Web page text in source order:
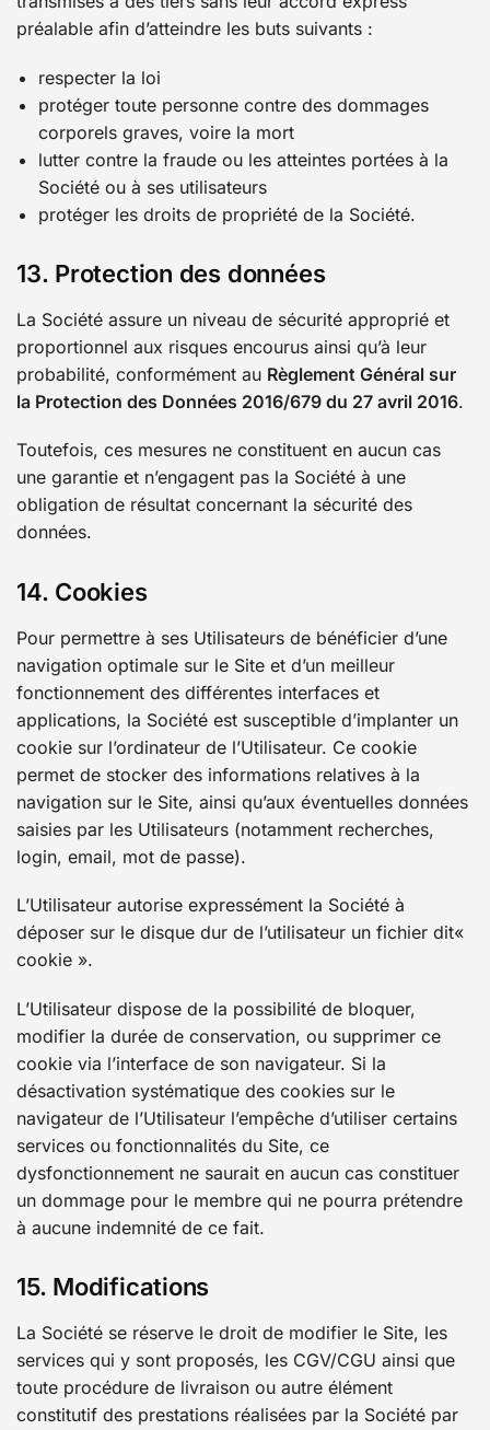
préalable afin d’atteindre les buts suivants :
respecter la loi
protéger toute personne contre des dommages
corporels graves, voire la mort
lutter contre la fraude ou les atteintes portées à la
Société ou à ses utilisateurs
protéger les droits de propriété de la Société.
13. Protection des données
La Société assure un niveau de sécurité approprié et
proportionnel aux risques encourus ainsi qu’à leur
probabilité, conformément au Règlement Général sur
la Protection des Données 2016/679 du 27 avril 2016.
Toutefois, ces mesures ne constituent en aucun cas
une garantie et n’engagent pas la Société à une
obligation de résultat concernant la sécurité des
données.
14. Cookies
Pour permettre à ses Utilisateurs de bénéficier d’une
navigation optimale sur le Site et d’un meilleur
fonctionnement des différentes interfaces et
applications, la Société est susceptible d’implanter un
cookie sur l’ordinateur de l’Utilisateur. Ce cookie
permet de stocker des informations relatives à la
navigation sur le Site, ainsi qu’aux éventuelles données
saisies par les Utilisateurs (notamment recherches,
login, email, mot de passe).
L’Utilisateur autorise expressément la Société à
déposer sur le disque dur de l’utilisateur un fichier dit«
cookie ».
L’Utilisateur dispose de la possibilité de bloquer,
modifier la durée de conservation, ou supprimer ce
cookie via l’interface de son navigateur. Si la
désactivation systématique des cookies sur le
navigateur de l’Utilisateur l’empêche d’utiliser certains
services ou fonctionnalités du Site, ce
dysfonctionnement ne saurait en aucun cas constituer
un dommage pour le membre qui ne pourra prétendre
à aucune indemnité de ce fait.
15. Modifications
La Société se réserve le droit de modifier le Site, les
services qui y sont proposés, les CGV/CGU ainsi que
toute procédure de livraison ou autre élément
constitutif des prestations réalisées par la Société par